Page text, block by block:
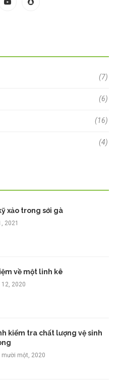
(7)
(6)
(16)
(4)
xảo trong sới gà
2021
về một linh kê
12, 2020
kiểm tra chất lượng vệ sinh
mười một, 2020